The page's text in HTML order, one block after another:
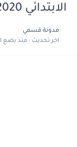
الابتدائي 2020
مدونة قسمي
اخر تحديث :منذ بضع